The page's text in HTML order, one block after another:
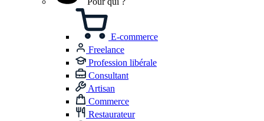
E-commerce
Freelance
Profession libérale
Consultant
Artisan
Commerce
Restaurateur